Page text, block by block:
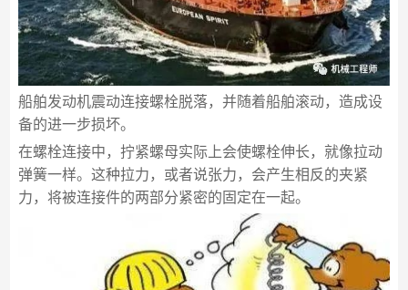
船舶发动机震动连接螺栓脱落，并随着船舶滚动，造成设
备的进一步损坏。
在螺栓连接中，拧紧螺母实际上会使螺栓伸长，就像拉动
弹簧一样。这种拉力，或者说张力，会产生相反的夹紧
力，将被连接件的两部分紧密的固定在一起。